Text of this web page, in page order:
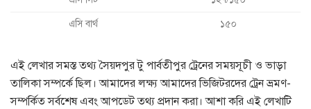
এসি বার্থ ১৫০
এই লেখার সমস্ত তথ্য সৈয়দপুর টু পার্বতীপুর ট্রেনের সময়সূচী ও ভাড়া
তালিকা সম্পর্কে ছিল। আমাদের লক্ষ্য আমাদের ভিজিটরদের ট্রেন ভ্রমণ-
সম্পর্কিত সর্বশেষ এবং আপডেট তথ্য প্রদান করা। আশা করি এই লেখাটি